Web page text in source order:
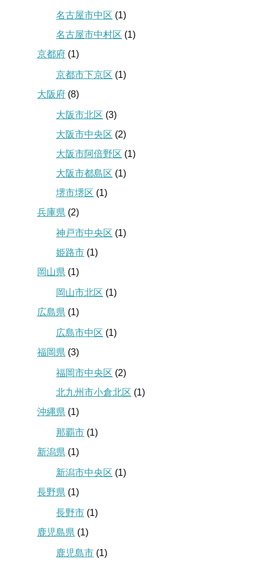
名古屋市中区 (1)
名古屋市中村区 (1)
京都府 (1)
京都市下京区 (1)
大阪府 (8)
大阪市北区 (3)
大阪市中央区 (2)
大阪市阿倍野区 (1)
大阪市都島区 (1)
堺市堺区 (1)
兵庫県 (2)
神戸市中央区 (1)
姫路市 (1)
岡山県 (1)
岡山市北区 (1)
広島県 (1)
広島市中区 (1)
福岡県 (3)
福岡市中央区 (2)
北九州市小倉北区 (1)
沖縄県 (1)
那覇市 (1)
新潟県 (1)
新潟市中央区 (1)
長野県 (1)
長野市 (1)
鹿児島県 (1)
鹿児島市 (1)